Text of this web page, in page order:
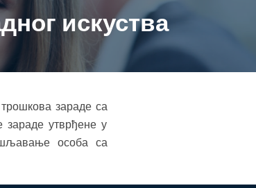
искуства
зараде са
утврђене у
особа са